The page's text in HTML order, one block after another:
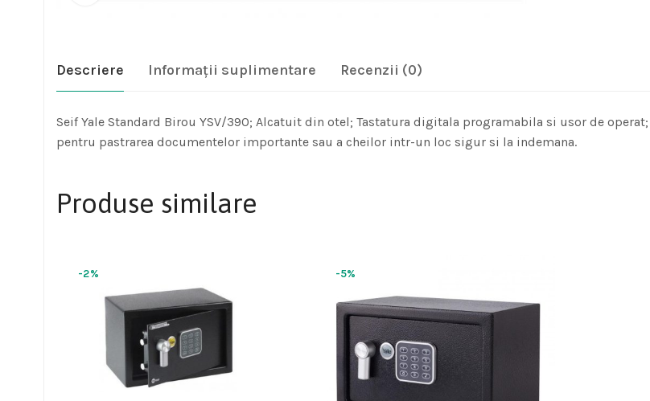
Descriere Informații suplimentare Recenzii (0)
Seif Yale Standard Birou YSV/390; Alcatuit din otel; Tastatura digitala programabila si usor de
pentru pastrarea documentelor importante sau a cheilor intr-un loc sigur si la indemana.
Produse similare
-2% -5%